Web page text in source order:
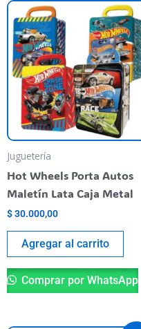
Juguetería
Hot Wheels Porta Autos
Maletín Lata Caja Metal
$30.000,00
Agregar al carrito
Comprar por WhatsApp